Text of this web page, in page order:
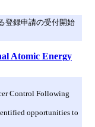
登録申請の受付開始
Atomic Energy
Control Following
opportunities to